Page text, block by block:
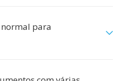
normal para